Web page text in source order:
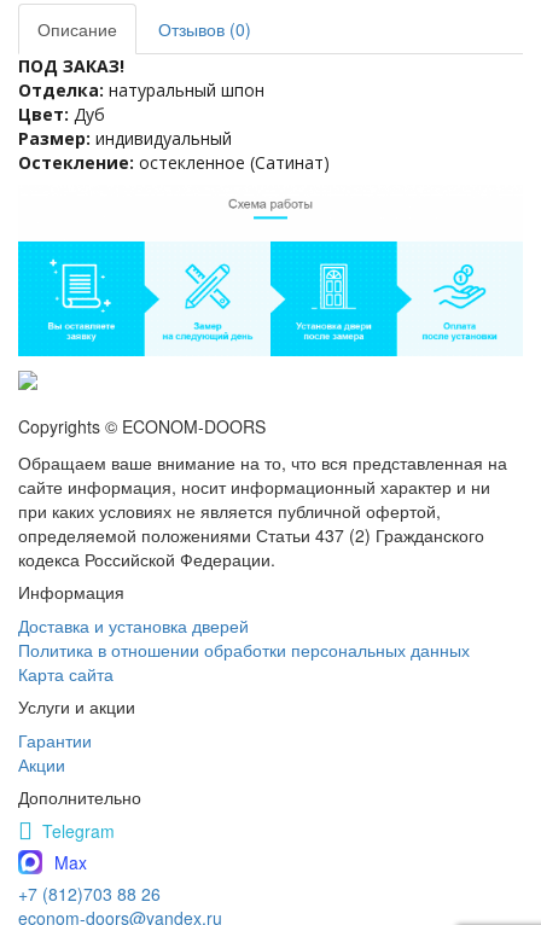
Описание Отзывов (0)
ПОД ЗАКАЗ!
Отделка: натуральный шпон
Цвет: Дуб
Размер: индивидуальный
Остекление: остекленное (Сатинат)
Copyrights © ECONOM-DOORS
Обращаем ваше внимание на то, что вся представленная на
сайте информация, носит информационный характер и ни
при каких условиях не является публичной офертой,
определяемой положениями Статьи 437 (2) Гражданского
кодекса Российской Федерации.
Информация
Доставка и установка дверей
Политика в отношении обработки персональных данных
Карта сайта
Услуги и акции
Гарантии
Акции
Дополнительно
Telegram
Max
+7 (812)703 88 26
econom-doors@yandex.ru